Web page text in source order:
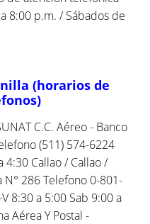
8:00 p.m. / Sábados de
(horarios de
C.C. Aéreo - Banco
(511) 574-6224
4:30 Callao / Callao /
N° 286 Telefono 0-801-
8:30 a 5:00 Sab 9:00 a
Aérea Y Postal -